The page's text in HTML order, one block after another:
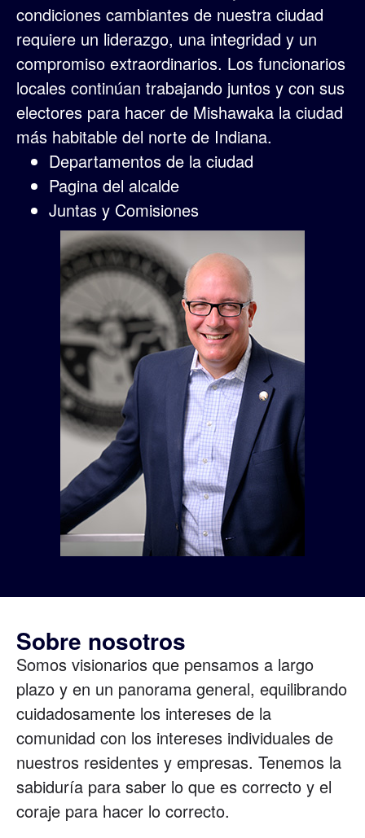
condiciones cambiantes de nuestra ciudad
requiere un liderazgo, una integridad y un
compromiso extraordinarios. Los funcionarios
locales continúan trabajando juntos y con sus
electores para hacer de Mishawaka la ciudad
más habitable del norte de Indiana.
Departamentos de la ciudad
Pagina del alcalde
Juntas y Comisiones
Sobre nosotros
Somos visionarios que pensamos a largo
plazo y en un panorama general, equilibrando
cuidadosamente los intereses de la
comunidad con los intereses individuales de
nuestros residentes y empresas. Tenemos la
sabiduría para saber lo que es correcto y el
coraje para hacer lo correcto.